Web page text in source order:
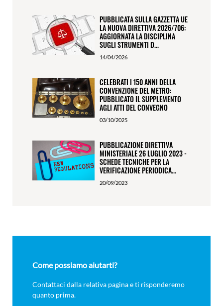
PUBBLICATA SULLA GAZZETTA UE
LA NUOVA DIRETTIVA 2026/706:
AGGIORNATA LA DISCIPLINA
SUGLI STRUMENTI D...
14/04/2026
CELEBRATI I 150 ANNI DELLA
CONVENZIONE DEL METRO:
PUBBLICATO IL SUPPLEMENTO
AGLI ATTI DEL CONVEGNO
03/10/2025
PUBBLICAZIONE DIRETTIVA
MINISTERIALE 26 LUGLIO 2023 -
SCHEDE TECNICHE PER LA
VERIFICAZIONE PERIODICA...
20/09/2023
Come possiamo aiutarti?
Contattaci dalla relativa pagina e ti risponderemo
quanto prima.